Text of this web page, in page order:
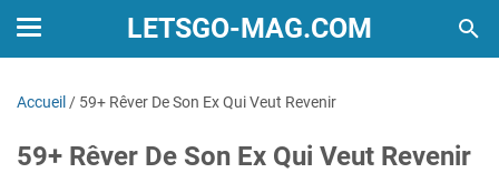
LETSGO-MAG.COM
Accueil / 59+ Rêver De Son Ex Qui Veut Revenir
59+ Rêver De Son Ex Qui Veut Revenir